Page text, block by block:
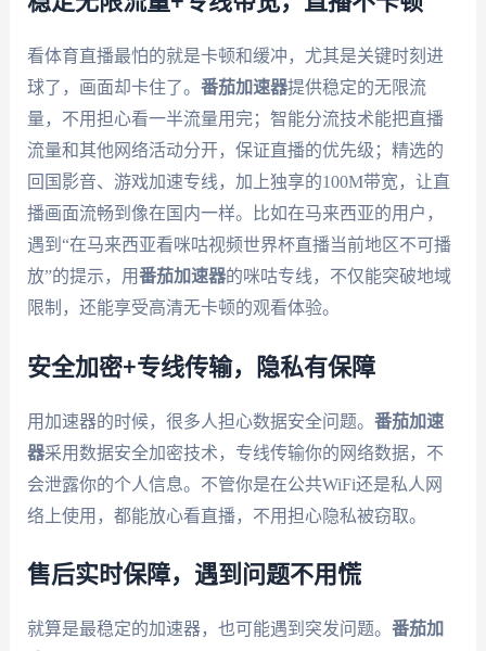
看体育直播最怕的就是卡顿和缓冲，尤其是关键时刻进
球了，画面却卡住了。 番茄加速器提供稳定的无限流
量，不用担心看一半流量用完；智能分流技术能把直播
流量和其他网络活动分开，保证直播的优先级；精选的
回国影音、游戏加速专线，加上独享的100M带宽，让直
播画面流畅到像在国内一样。比如在马来西亚的用户，
遇到“在马来西亚看咪咕视频世界杯直播当前地区不可播
放”的提示，用番茄加速器的咪咕专线，不仅能突破地域
限制，还能享受高清无卡顿的观看体验。
安全加密+专线传输，隐私有保障
用加速器的时候，很多人担心数据安全问题。 番茄加速
器采用数据安全加密技术，专线传输你的网络数据，不
会泄露你的个人信息。不管你是在公共WiFi还是私人网
络上使用，都能放心看直播，不用担心隐私被窃取。
售后实时保障，遇到问题不用慌
就算是最稳定的加速器，也可能遇到突发问题。 番茄加